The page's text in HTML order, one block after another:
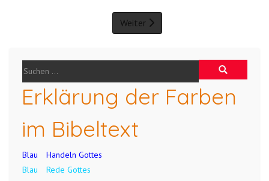
Weiter
Erklärung der Farben
im Bibeltext
Blau
Handeln Gottes
Blau
Rede Gottes